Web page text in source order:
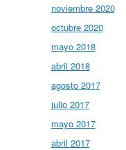
noviembre 2020
octubre 2020
mayo 2018
abril 2018
agosto 2017
julio 2017
mayo 2017
abril 2017